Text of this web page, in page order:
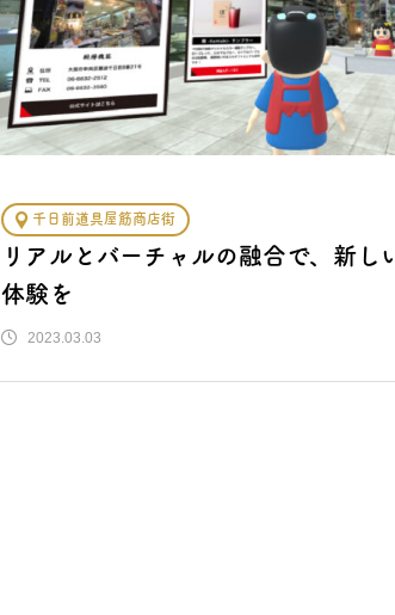
千日前道具屋筋商店街
リアルとバーチャルの融合で、新し
体験を
2023.03.03